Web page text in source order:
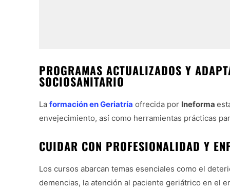
PROGRAMAS ACTUALIZADOS Y
SOCIOSANITARIO
La formación en Geriatría ofrecida por Ineforma
envejecimiento, así como herramientas prácticas
CUIDAR CON PROFESIONALIDAD Y
Los cursos abarcan temas esenciales como el
demencias, la atención al paciente geriátrico en el